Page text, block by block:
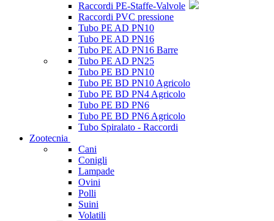
Raccordi PE-Staffe-Valvole
Raccordi PVC pressione
Tubo PE AD PN10
Tubo PE AD PN16
Tubo PE AD PN16 Barre
Tubo PE AD PN25
Tubo PE BD PN10
Tubo PE BD PN10 Agricolo
Tubo PE BD PN4 Agricolo
Tubo PE BD PN6
Tubo PE BD PN6 Agricolo
Tubo Spiralato - Raccordi
Zootecnia
Cani
Conigli
Lampade
Ovini
Polli
Suini
Volatili